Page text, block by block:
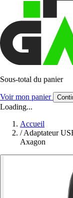
Sous-total du panier
Voir mon panier
Loading...
Accueil
/ Adaptateur
Axagon